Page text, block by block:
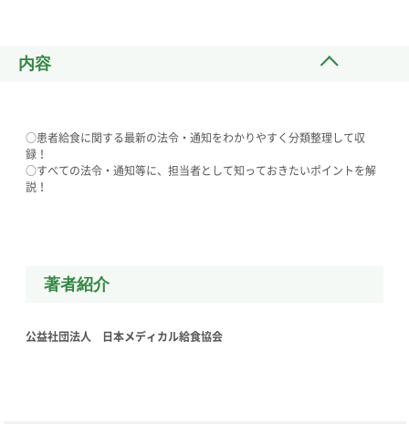
内容
○患者給食に関する最新の法令・通知をわかりやすく分類整理して収
録！
○すべての法令・通知等に、担当者として知っておきたいポイントを解
説！
著者紹介
公益社団法人 日本メディカル給食協会